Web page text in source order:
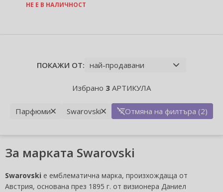
НЕ Е В НАЛИЧНОСТ
ПОКАЖИ ОТ:
Избрано 3 АРТИКУЛА
Парфюми Swarovski Отмяна на филтъра (2)
За марката Swarovski
Swarovski е емблематична марка, произхождаща от
Австрия, основана през 1895 г. от визионера Даниел